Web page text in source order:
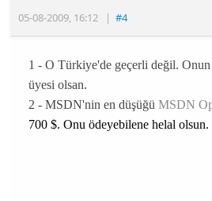
05-08-2009, 16:12 |#4
1 - O Türkiye'de geçerli değil.
üyesi olsan.
2 - MSDN'nin en düşüğü MSDN
700 $. Onu ödeyebilene helal olsun.